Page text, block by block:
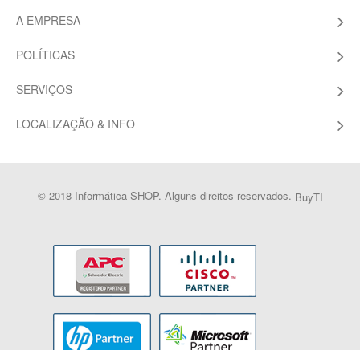
A EMPRESA
POLÍTICAS
SERVIÇOS
LOCALIZAÇÃO & INFO
© 2018 Informática SHOP. Alguns direitos reservados. BuyTI